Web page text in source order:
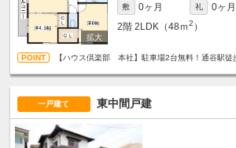
敷 0ヶ月 礼
0ヶ月
2階 2LDK（48ｍ2 ）
【ハウス倶楽部 本社】駐車場2台無料！通谷駅徒
一戸建て 東中間戸建